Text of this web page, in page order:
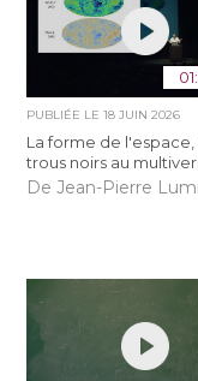
PUBLIÉE LE18 JUIN 2026
La forme de l'espace,
trous noirs au
De Jean-Pierre